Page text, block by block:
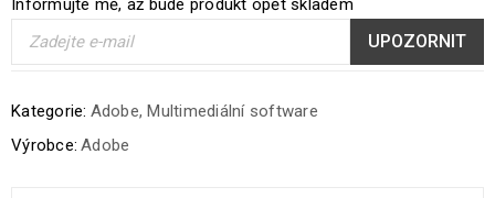
Informujte mě, až bude produkt opět skladem
UPOZORNIT
Kategorie: Adobe,Multimediální software
Výrobce: Adobe